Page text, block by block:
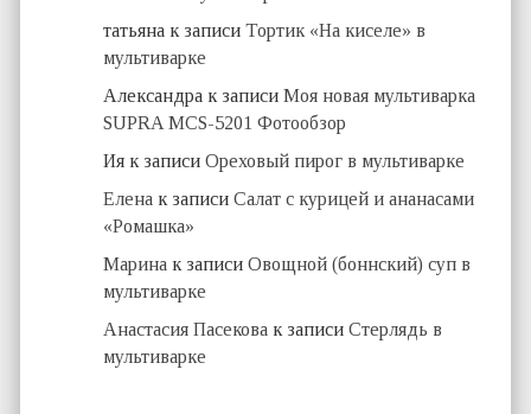
татьяна к записиТортик «На киселе» в
мультиварке
Александра к записиМоя новая мультиварка
SUPRA MCS-5201 Фотообзор
Ия к записиОреховый пирог в мультиварке
Елена к записиСалат с курицей и ананасами
«Ромашка»
Марина к записиОвощной (боннский) суп в
мультиварке
Анастасия Пасекова к записиСтерлядь в
мультиварке